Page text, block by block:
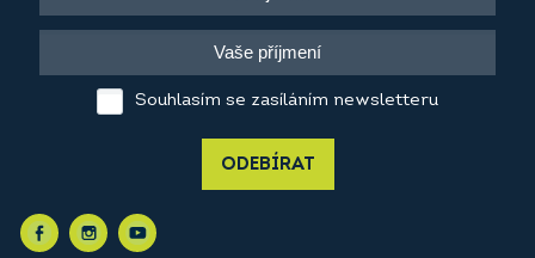
Souhlasím se zasíláním newsletteru
ODEBÍRAT